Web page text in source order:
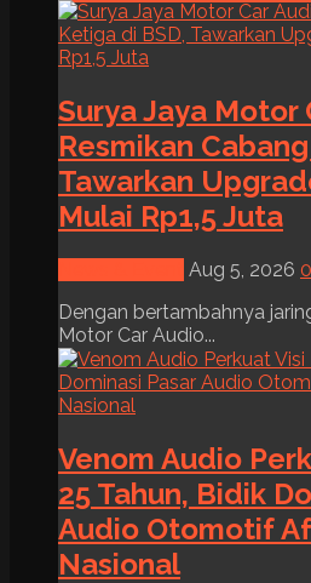
Surya Jaya Motor
Resmikan
Tawarkan
Mulai Rp1,5 Juta
Aug 5, 2026 0
Dengan bertambahnya
Motor Car Audio...
Venom Audio
25 Tahun, Bidik
Audio Otomotif
Nasional